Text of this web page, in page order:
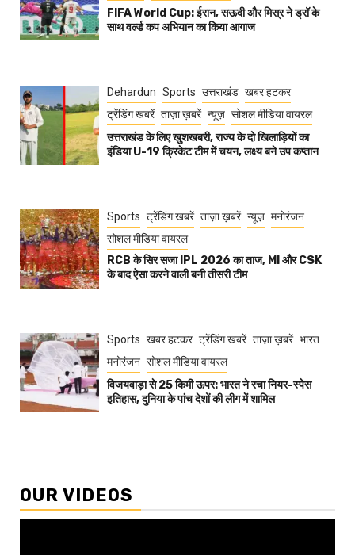
FIFA World Cup: ईरान, सऊदी और मिस्र ने ड्रॉ के
साथ वर्ल्ड कप अभियान का किया आगाज
Dehardun Sports उत्तराखंड खबर हटकर
ट्रेंडिंग खबरें ताज़ा ख़बरें न्यूज़ सोशल मीडिया वायरल
उत्तराखंड के लिए खुशखबरी, राज्य के दो खिलाड़ियों का
इंडिया U-19 क्रिकेट टीम में चयन, लक्ष्य बने उप कप्तान
Sports ट्रेंडिंग खबरें ताज़ा ख़बरें न्यूज़ मनोरंजन
सोशल मीडिया वायरल
RCB के सिर सजा IPL 2026 का ताज, MI और CSK
के बाद ऐसा करने वाली बनी तीसरी टीम
Sports खबर हटकर ट्रेंडिंग खबरें ताज़ा ख़बरें भारत
मनोरंजन सोशल मीडिया वायरल
विजयवाड़ा से 25 किमी ऊपर: भारत ने रचा नियर-स्पेस
इतिहास, दुनिया के पांच देशों की लीग में शामिल
OUR VIDEOS